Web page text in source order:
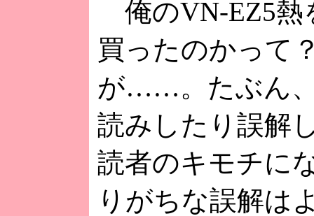
俺のVN-EZ5
買ったのかって
が……。たぶん
読みしたり誤解
読者のキモチに
りがちな誤解は